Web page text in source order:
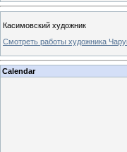
Касимовский художник
Смотреть работы художника
Calendar